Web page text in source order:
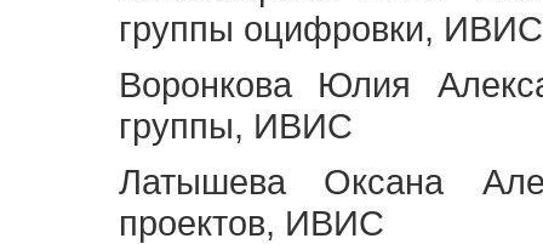
группы оцифровки, ИВИС
Воронкова Юлия
группы, ИВИС
Латышева Оксана
проектов, ИВИС